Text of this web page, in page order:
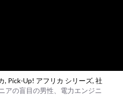
, Pick-Up! アフリカ シリーズ, 社
アの盲目の男性、電力エンジニ